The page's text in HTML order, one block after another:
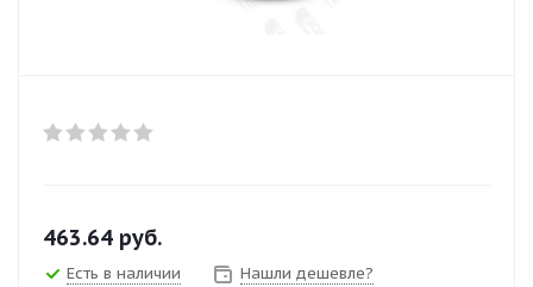
463.64 руб.
Есть в наличии Нашли дешевле?